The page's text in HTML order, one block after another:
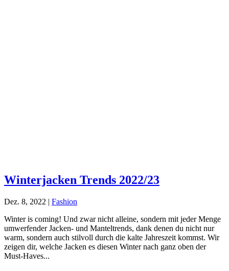
Winterjacken Trends 2022/23
Dez. 8, 2022 | Fashion
Winter is coming! Und zwar nicht alleine, sondern mit jeder Menge
umwerfender Jacken- und Manteltrends, dank denen du nicht nur
warm, sondern auch stilvoll durch die kalte Jahreszeit kommst. Wir
zeigen dir, welche Jacken es diesen Winter nach ganz oben der
Must-Haves...